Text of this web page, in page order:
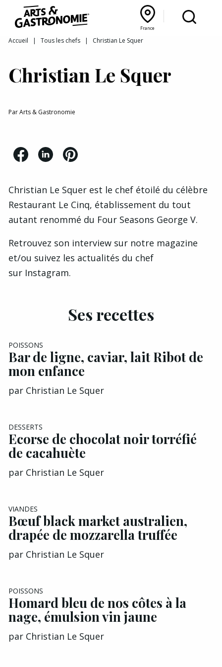
France
Recettes
Reportages
Interviews
Bourgogne Franche‑Comté
France
Lyon Rhône‑Alpes
Accueil | Tous les chefs | Christian Le Squer
Christian Le Squer
ParArts & Gastronomie
Christian Le Squer est le chef étoilé du célèbre
Restaurant Le Cinq, établissement du tout
autant renommé du Four Seasons George V.
Retrouvez son interview sur notre magazine
et/ou suivez les actualités du chef
sur Instagram.
Ses recettes
POISSONS
Bar de ligne, caviar, lait Ribot de
mon enfance
par Christian Le Squer
DESSERTS
Ecorse de chocolat noir torréfié
de cacahuète
par Christian Le Squer
VIANDES
Bœuf black market australien,
drapée de mozzarella truffée
par Christian Le Squer
POISSONS
Homard bleu de nos côtes à la
nage, émulsion vin jaune
par Christian Le Squer